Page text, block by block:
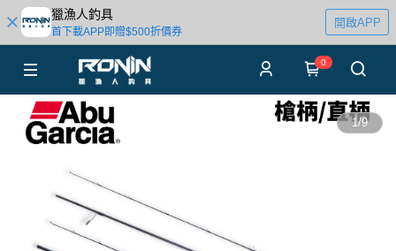
獵漁人釣具
首下載APP即贈$500折價券
開啟APP
0
1/9